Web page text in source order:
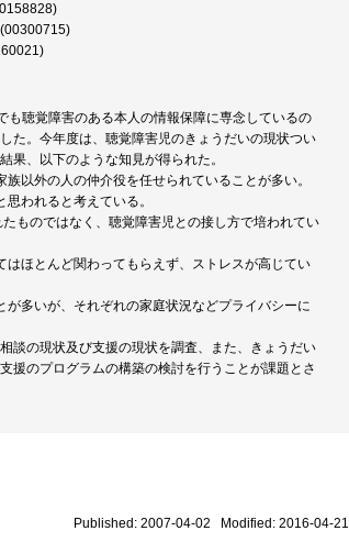
聴覚障害のある本人の情報保障に専念しているの
た。今年度は、聴覚障害児のきょうだいの現状つい
果、以下のような知見が得られた。
以外の人の仲介役を任せられていることが多い。
われると考えている。
ものではなく、聴覚障害児との接し方で培われてい
ほとんど関わってもらえず、ストレスが高じてい
多いが、それぞれの家庭状況などプライバシーに
談の現状及び支援の現状を調査、また、きょうだい
援のプログラムの構築の検討を行うことが課題とさ
Published: 2007-04-02 Modified: 2016-04-21